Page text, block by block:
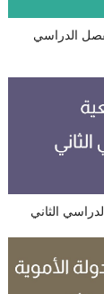
الدراسي
الثاني